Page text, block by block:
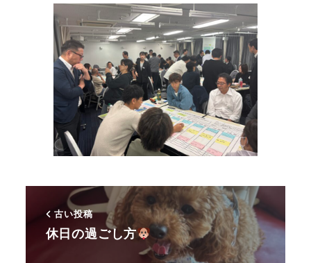
古い投稿
休日の過ごし方